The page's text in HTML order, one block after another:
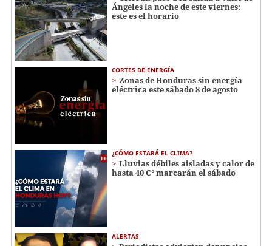
Ángeles la noche de este viernes:
este es el horario
CORTES DE ENERGÍA
Zonas de Honduras sin energía
eléctrica este sábado 8 de agosto
¿CÓMO ESTARÁ EL CLIMA?
Lluvias débiles aisladas y calor de
hasta 40 C° marcarán el sábado
ALERTAS